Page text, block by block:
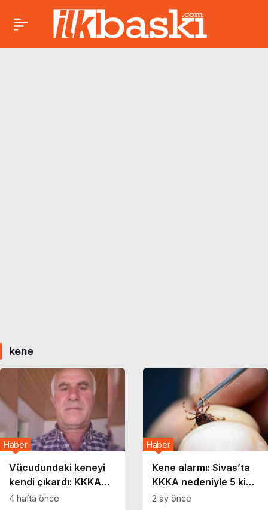
kene
Vücudundaki keneyi
kendi çıkardı: KKKA
şüphesiyle tedavi
Haber
4 hafta önce
Kene alarmı: Sivas’ta
KKKA nedeniyle 5 kişi
hayatını kaybetti
Haber
2 ay önce